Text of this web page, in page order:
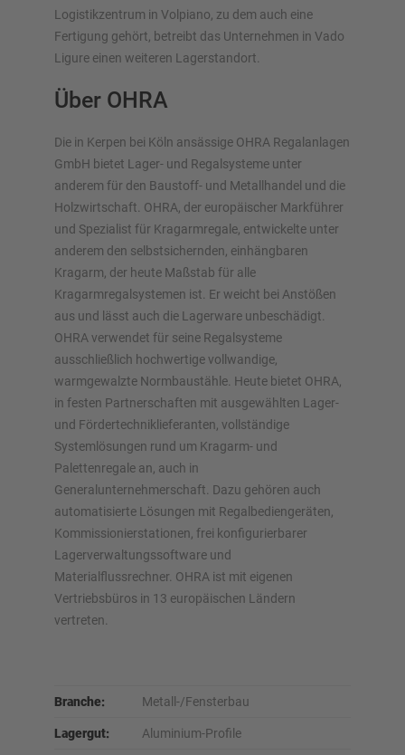
Logistikzentrum in Volpiano, zu dem auch eine
Fertigung gehört, betreibt das Unternehmen in Vado
Ligure einen weiteren Lagerstandort.
Über OHRA
Die in Kerpen bei Köln ansässige OHRA Regalanlagen
GmbH bietet Lager- und Regalsysteme unter
anderem für den Baustoff- und Metallhandel und die
Holzwirtschaft. OHRA, der europäischer Markführer
und Spezialist für Kragarmregale, entwickelte unter
anderem den selbstsichernden, einhängbaren
Kragarm, der heute Maßstab für alle
Kragarmregalsystemen ist. Er weicht bei Anstößen
aus und lässt auch die Lagerware unbeschädigt.
OHRA verwendet für seine Regalsysteme
ausschließlich hochwertige vollwandige,
warmgewalzte Normbaustähle. Heute bietet OHRA,
in festen Partnerschaften mit ausgewählten Lager-
und Fördertechniklieferanten, vollständige
Systemlösungen rund um Kragarm- und
Palettenregale an, auch in
Generalunternehmerschaft. Dazu gehören auch
automatisierte Lösungen mit Regalbediengeräten,
Kommissionierstationen, frei konfigurierbarer
Lagerverwaltungssoftware und
Materialflussrechner. OHRA ist mit eigenen
Vertriebsbüros in 13 europäischen Ländern
vertreten.
Branche: Metall-/Fensterbau
Lagergut: Aluminium-Profile